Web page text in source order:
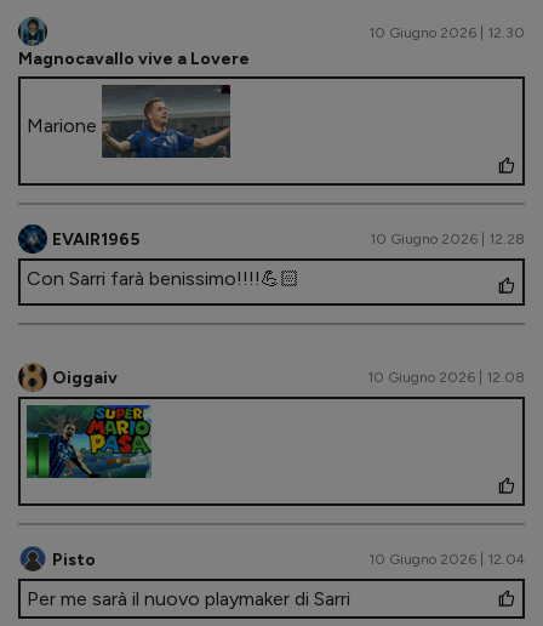
Magnocavallo vive a Lovere
10 Giugno 2026 | 12.30
Marione
EVAIR1965 10 Giugno 2026 | 12.28
Con Sarri farà benissimo!!!!💪🏻
Oiggaiv 10 Giugno 2026 | 12.08
Pisto 10 Giugno 2026 | 12.04
Per me sarà il nuovo playmaker di Sarri